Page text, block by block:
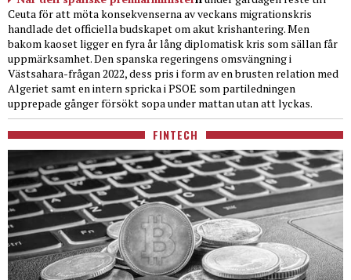
Ceuta för att möta konsekvenserna av veckans migrationskris
handlade det officiella budskapet om akut krishantering. Men
bakom kaoset ligger en fyra år lång diplomatisk kris som sällan får
uppmärksamhet. Den spanska regeringens omsvängning i
Västsahara-frågan 2022, dess pris i form av en brusten relation med
Algeriet samt en intern spricka i PSOE som partiledningen
upprepade gånger försökt sopa under mattan utan att lyckas.
FINTECH